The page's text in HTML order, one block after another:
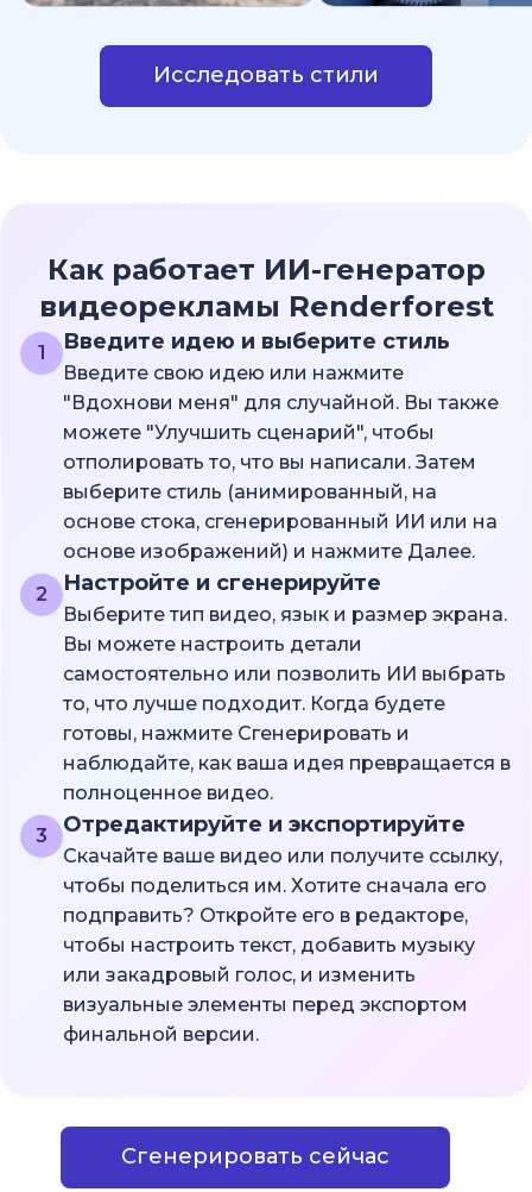
Исследовать стили
Как работает ИИ-генератор
видеорекламы Renderforest
1 Введите идею и выберите стиль
Введите свою идею или нажмите
"Вдохнови меня" для случайной. Вы также
можете "Улучшить сценарий", чтобы
отполировать то, что вы написали. Затем
выберите стиль (анимированный, на
основе стока, сгенерированный ИИ или на
основе изображений) и нажмите Далее.
2
Настройте и сгенерируйте
Выберите тип видео, язык и размер экрана.
Вы можете настроить детали
самостоятельно или позволить ИИ выбрать
то, что лучше подходит. Когда будете
готовы, нажмите Сгенерировать и
наблюдайте, как ваша идея превращается в
полноценное видео.
3
Отредактируйте и экспортируйте
Скачайте ваше видео или получите ссылку,
чтобы поделиться им. Хотите сначала его
подправить? Откройте его в редакторе,
чтобы настроить текст, добавить музыку
или закадровый голос, и изменить
визуальные элементы перед экспортом
финальной версии.
Сгенерировать сейчас